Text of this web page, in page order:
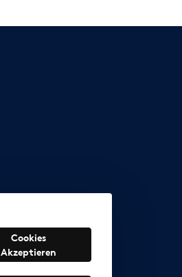
Cookies
Akzeptieren